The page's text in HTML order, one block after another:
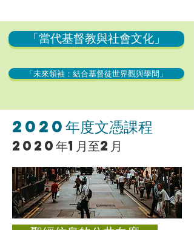
「當代基督教與社會文化」
「未來領袖：結合基督徒世界觀與學問」
2020年度文憑課程
2020年1月至2月